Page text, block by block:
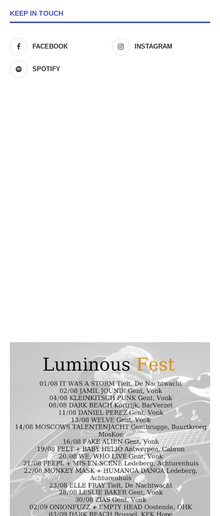
KEEP IN TOUCH
FACEBOOK INSTAGRAM
SPOTIFY